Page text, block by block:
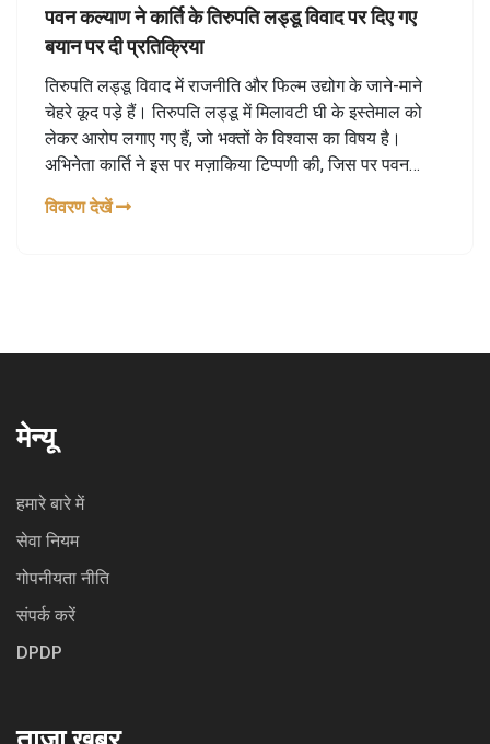
पवन कल्याण ने कार्ति के तिरुपति लड्डू विवाद पर दिए गए
बयान पर दी प्रतिक्रिया
तिरुपति लड्डू विवाद में राजनीति और फिल्म उद्योग के जाने-माने
चेहरे कूद पड़े हैं। तिरुपति लड्डू में मिलावटी घी के इस्तेमाल को
लेकर आरोप लगाए गए हैं, जो भक्तों के विश्वास का विषय है।
अभिनेता कार्ति ने इस पर मज़ाकिया टिप्पणी की, जिस पर पवन
कल्याण ने स्वीकार किया।
विवरण देखें
मेन्यू
हमारे बारे में
सेवा नियम
गोपनीयता नीति
संपर्क करें
DPDP